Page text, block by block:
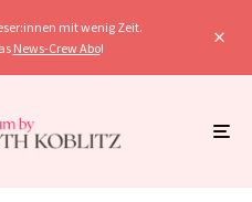
mit wenig Zeit.
News-Crew Abo!